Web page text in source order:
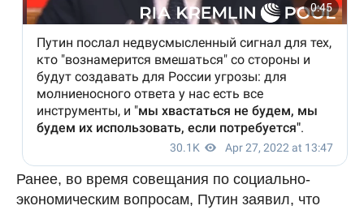
Ранее, во время совещания по социально-
экономическим вопросам, Путин заявил, что